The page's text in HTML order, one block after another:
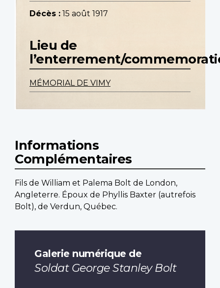
Décès : 15 août 1917
Lieu de
l’enterrement/
MÉMORIAL DE VIMY
Informations
Complémentaires
Fils de William et Palema Bolt de London,
Angleterre. Époux de Phyllis Baxter (autrefois
Bolt), de Verdun, Québec.
Galerie numérique de
Soldat George Stanley Bolt